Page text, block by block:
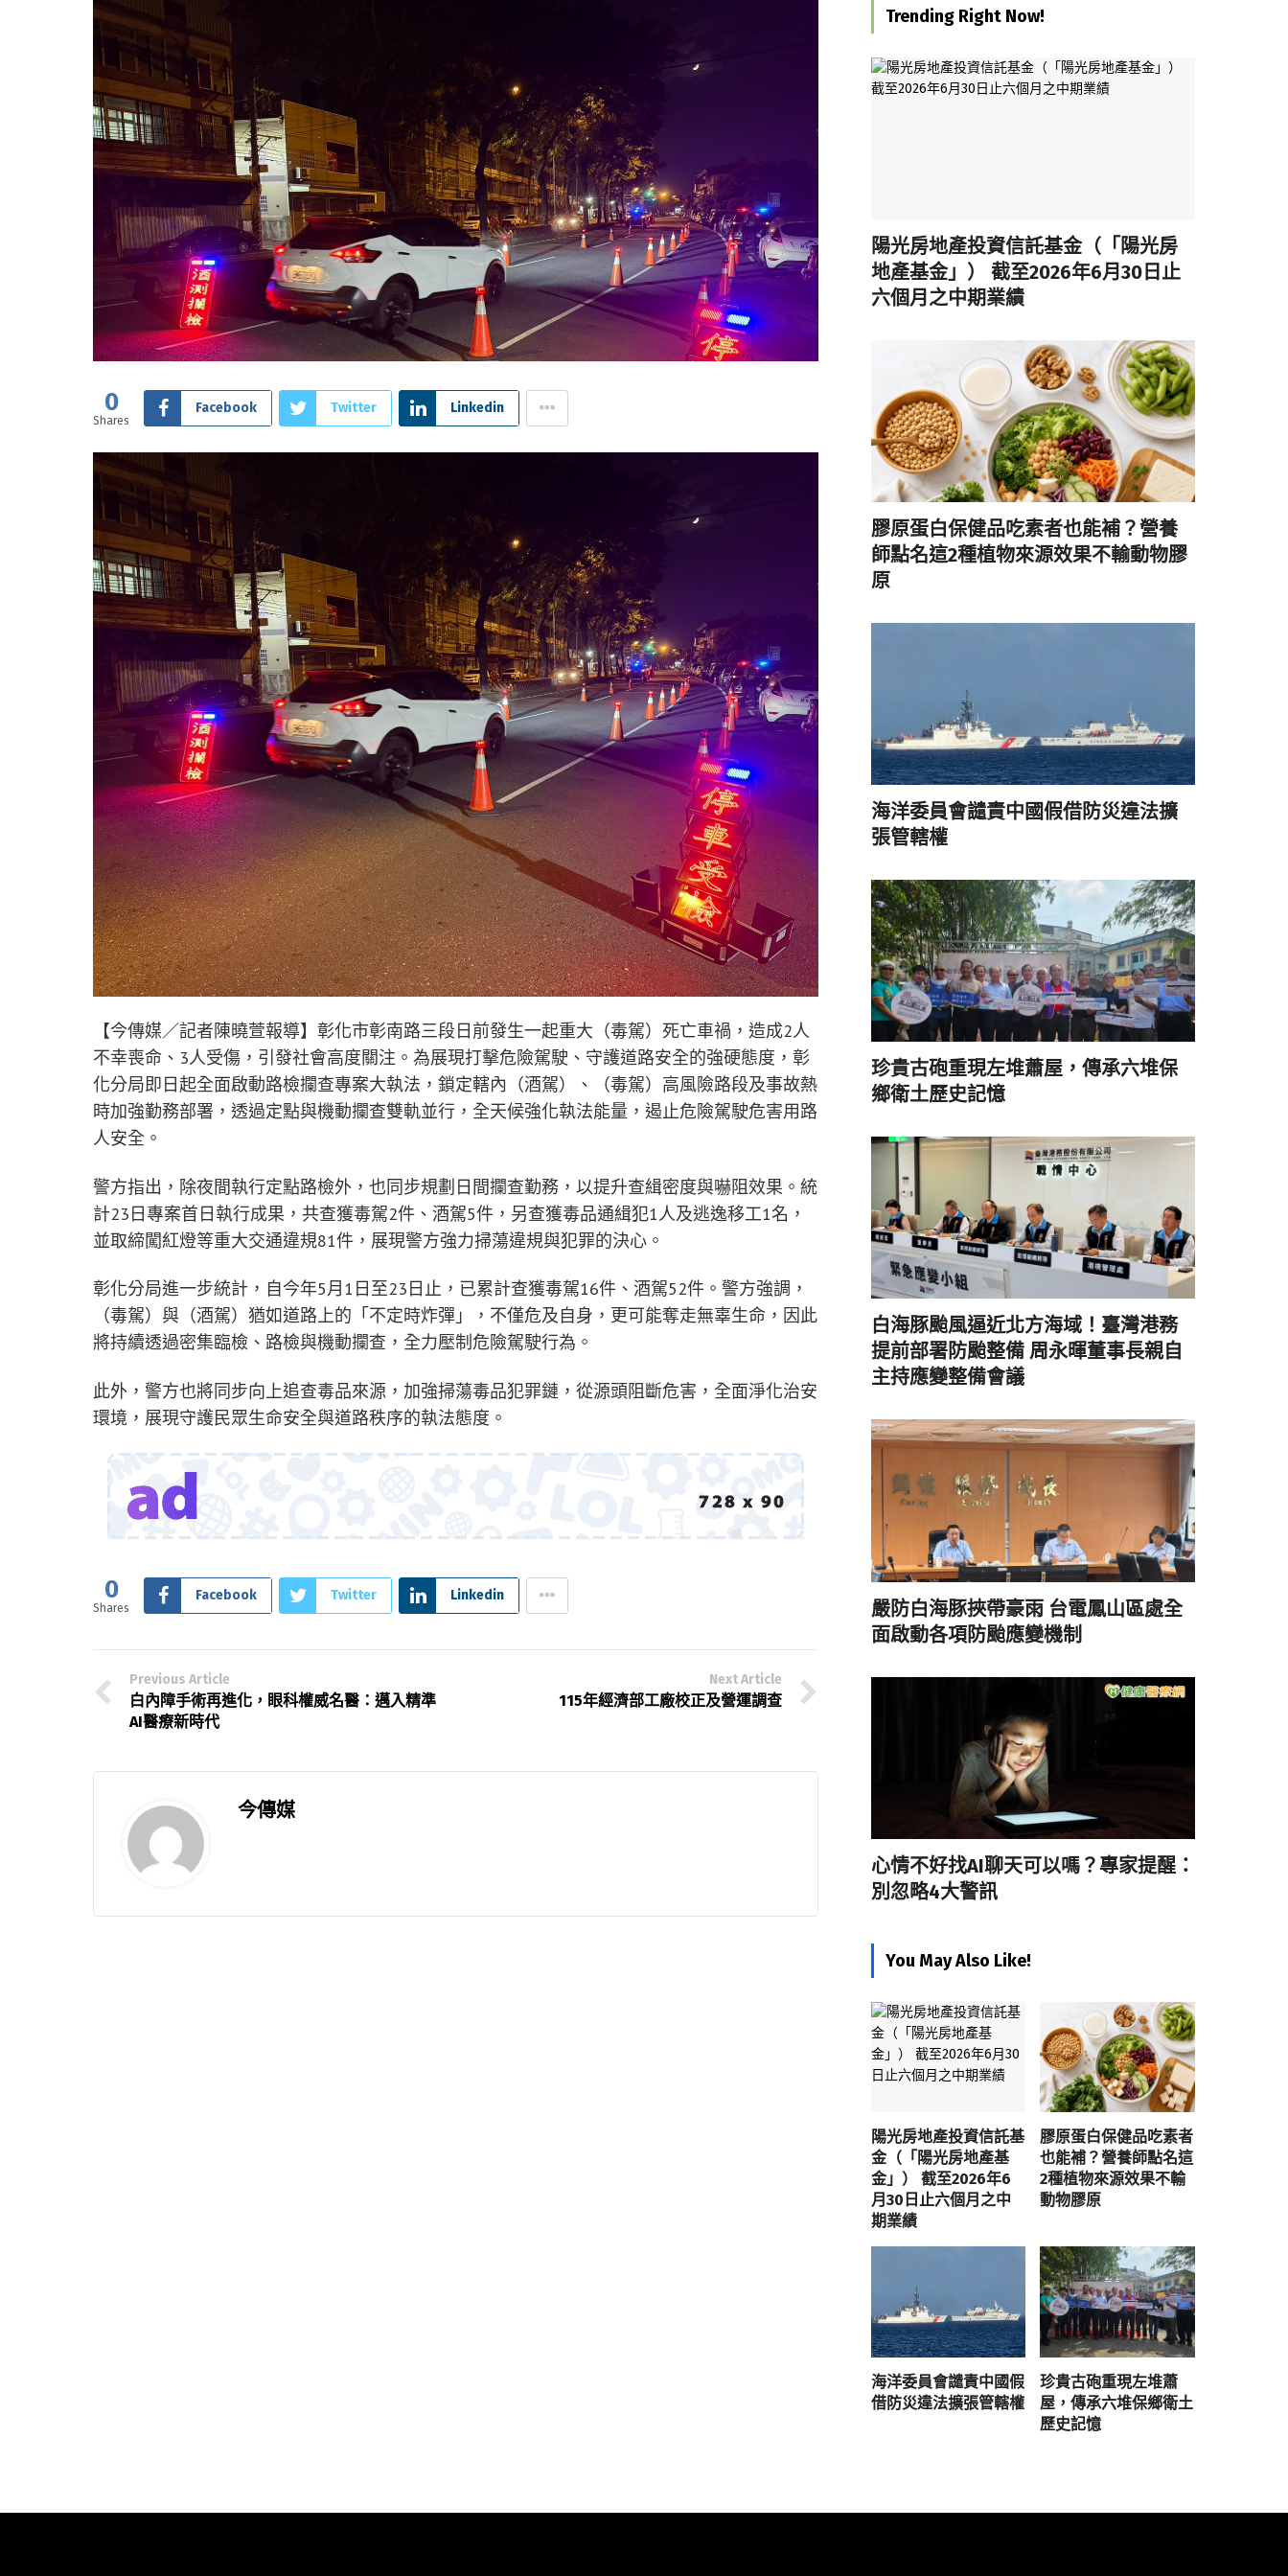
0
Shares
Facebook Twitter Linkedin
【今傳媒／記者陳曉萱報導】彰化市彰南路三段日前發生一起重大（毒駕）死亡車禍，造成2人
不幸喪命、3人受傷，引發社會高度關注。為展現打擊危險駕駛、守護道路安全的強硬態度，彰
化分局即日起全面啟動路檢攔查專案大執法，鎖定轄內（酒駕）、（毒駕）高風險路段及事故熱
時加強勤務部署，透過定點與機動攔查雙軌並行，全天候強化執法能量，遏止危險駕駛危害用路
人安全。
警方指出，除夜間執行定點路檢外，也同步規劃日間攔查勤務，以提升查緝密度與嚇阻效果。統
計23日專案首日執行成果，共查獲毒駕2件、酒駕5件，另查獲毒品通緝犯1人及逃逸移工1名，
並取締闖紅燈等重大交通違規81件，展現警方強力掃蕩違規與犯罪的決心。
彰化分局進一步統計，自今年5月1日至23日止，已累計查獲毒駕16件、酒駕52件。警方強調，
（毒駕）與（酒駕）猶如道路上的「不定時炸彈」，不僅危及自身，更可能奪走無辜生命，因此
將持續透過密集臨檢、路檢與機動攔查，全力壓制危險駕駛行為。
此外，警方也將同步向上追查毒品來源，加強掃蕩毒品犯罪鏈，從源頭阻斷危害，全面淨化治安
環境，展現守護民眾生命安全與道路秩序的執法態度。
0
Shares
Facebook Twitter Linkedin
Previous Article
白內障手術再進化，眼科權威名醫：邁入精準
AI醫療新時代
Next Article
115年經濟部工廠校正及營運調查
今傳媒
Trending Right Now!
陽光房地產投資信託基金（「陽光房
地產基金」） 截至2026年6月30日止
六個月之中期業績
膠原蛋白保健品吃素者也能補？營養
師點名這2種植物來源效果不輸動物膠
原
海洋委員會譴責中國假借防災違法擴
張管轄權
珍貴古砲重現左堆蕭屋，傳承六堆保
鄉衛土歷史記憶
白海豚颱風逼近北方海域！臺灣港務
提前部署防颱整備 周永暉董事長親自
主持應變整備會議
嚴防白海豚挾帶豪雨 台電鳳山區處全
面啟動各項防颱應變機制
心情不好找AI聊天可以嗎？專家提醒：
別忽略4大警訊
You May Also Like!
陽光房地產投資信託基
金（「陽光房地產基
金」） 截至2026年6
月30日止六個月之中
期業績
膠原蛋白保健品吃素者
也能補？營養師點名這
2種植物來源效果不輸
動物膠原
海洋委員會譴責中國假
借防災違法擴張管轄權
珍貴古砲重現左堆蕭
屋，傳承六堆保鄉衛土
歷史記憶